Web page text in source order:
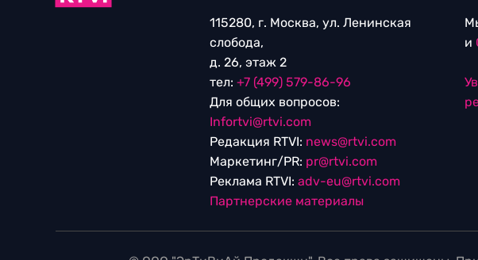
115280, г. Москва, ул. Ленинская
слобода,
д. 26, этаж 2
тел: +7 (499) 579-86-96
Для общих вопросов:
Infortvi@rtvi.com
Редакция RTVI: news@rtvi.com
Маркетинг/PR: pr@rtvi.com
Реклама RTVI: adv-eu@rtvi.com
Партнерские материалы
и